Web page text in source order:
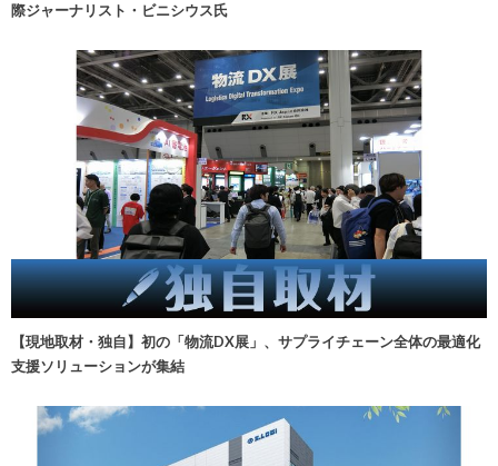
際ジャーナリスト・ビニシウス氏
【現地取材・独自】初の「物流DX展」、サプライチェーン全体の最適化
支援ソリューションが集結